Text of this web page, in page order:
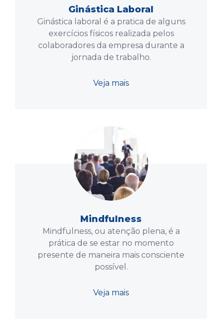
Ginástica Laboral
Ginástica laboral é a pratica de alguns
exercícios físicos realizada pelos
colaboradores da empresa durante a
jornada de trabalho.
Veja mais
Mindfulness
Mindfulness, ou atenção plena, é a
prática de se estar no momento
presente de maneira mais consciente
possível.
Veja mais